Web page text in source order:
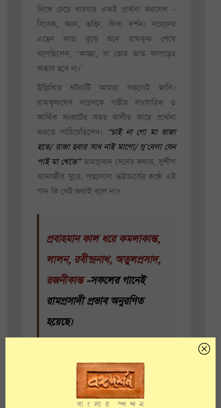
দিকে চেয়ে বারবার একই প্রার্থনা করলেন –
বিবেক, জ্ঞান, ভক্তি, দিব্য দর্শন। নরেনের
এহেন কান্ড বুঝে শুনে রামকৃষ্ণ শেষে
বলেছিলেন, ‘আচ্ছা, যা তোর ভাত কাপড়ের
অভাব হবে না।’
উল্লিখিত ঘটনাটি আমরা সকলেই জানি।
রামকৃষ্ণদেব নরেনকে গভীর সাংসারিক ও
আর্থিক সংকটের সময় কালীর কাছে প্রার্থনা
করতে পাঠিয়েছিলেন।
“চাই না গো মা রাজা
হতে/ রাজা হবার সাধ নাই মাগো/ দু’বেলা যেন
পাই মা খেতে”রামপ্রসাদ সেনের কথায়, সুশীল
ব্যানার্জীর সুরে, পান্নালাল ভট্টাচার্যের কণ্ঠে এই
গান কি সেই কথাই বলে না?
প্রবাহমান কাল ধরে কমলাকান্ত,
লালন, রবীন্দ্রনাথ, অতুলপ্রসাদ,
রজনীকান্ত-সকলের গানেই
রামপ্রসাদী প্রভাব অনুরণিত
হয়েছে।
শুধু এই গানটি কেন, রামপ্রসাদ সেনের এরকম
অসংখ্য জনপ্রিয় কালীকীর্তনে অন্তর্নিহিত রয়েছে
তাৎপর্যপূর্ণ দর্শনিক চিন্তন।কালী-কে ঘিরে